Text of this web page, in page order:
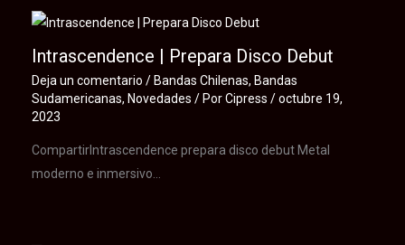
Intrascendence | Prepara Disco Debut
Deja un comentario /Bandas Chilenas, Bandas
Sudamericanas, Novedades / PorCipress /octubre 19,
2023
CompartirIntrascendence prepara disco debut Metal
moderno e inmersivo…